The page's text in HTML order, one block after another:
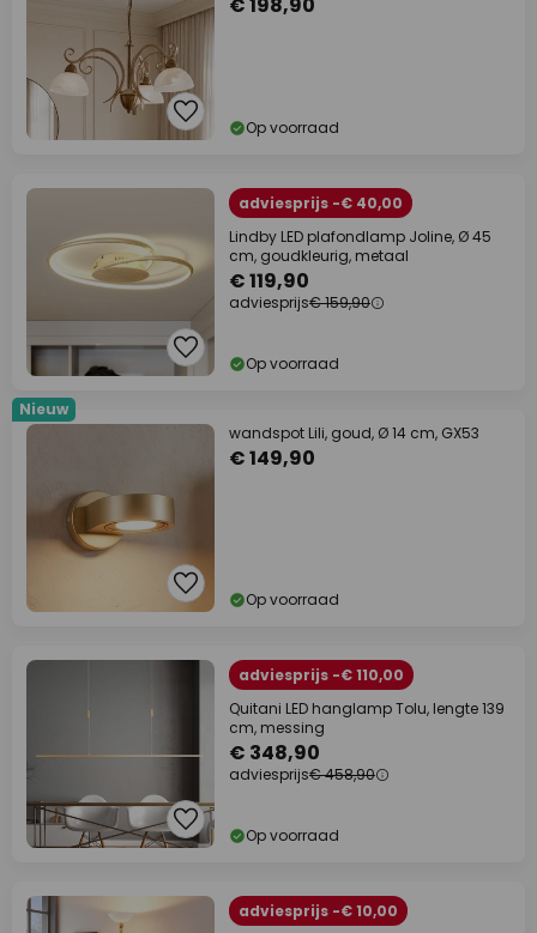
Op voorraad
adviesprijs -€ 40,00
Lindby LED plafondlamp Joline, Ø 45
cm, goudkleurig, metaal
€ 119,90
adviesprijs€ 159,90
Op voorraad
Nieuw
wandspot Lili, goud, Ø 14 cm, GX53
€ 149,90
Op voorraad
adviesprijs -€ 110,00
Quitani LED hanglamp Tolu, lengte 139
cm, messing
€ 348,90
adviesprijs€ 458,90
Op voorraad
adviesprijs -€ 10,00